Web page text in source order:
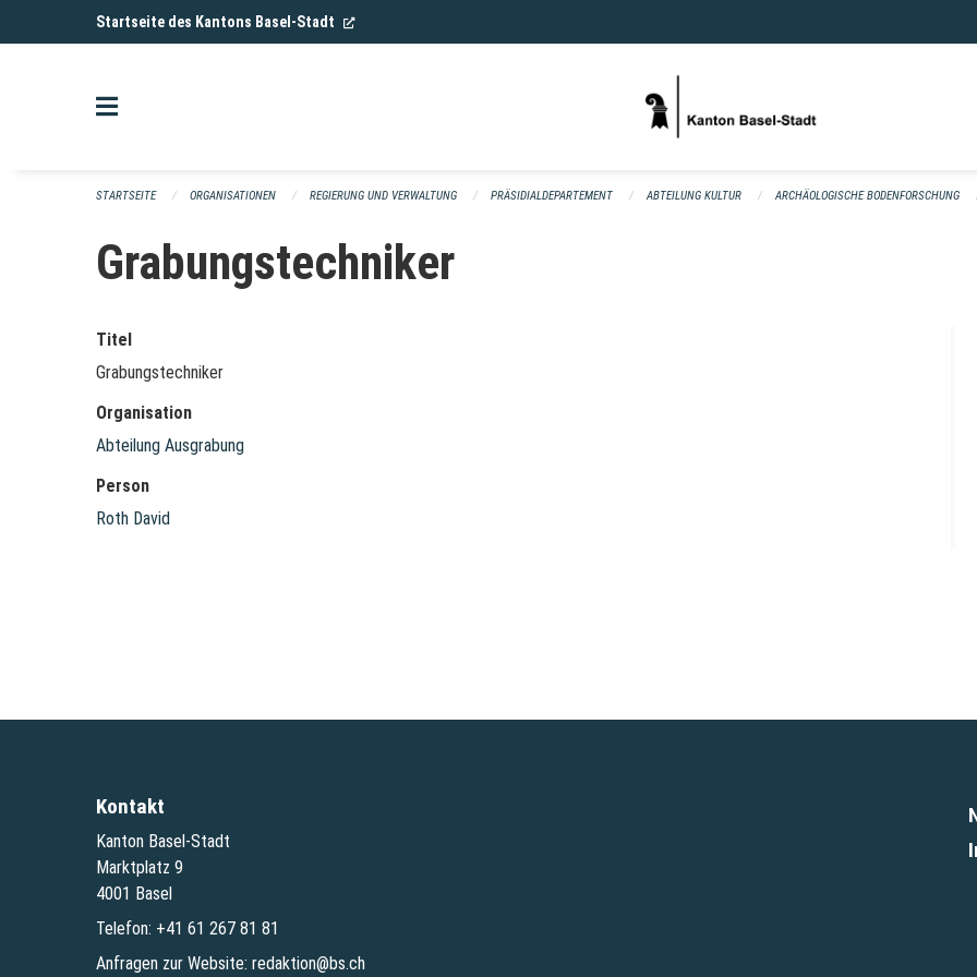
Navigation überspringenStartseite des Kantons Basel-Stadt (External Link)
STARTSEITE ORGANISATIONEN REGIERUNG UND VERWALTUNG PRÄSIDIALDEPARTEMENT ABTEILUNG KULTUR ARCHÄOLOGISCHE BODENFORSCHUNG
Grabungstechniker
Titel
Grabungstechniker
Organisation
Abteilung Ausgrabung
Person
Roth David
Kontakt
Kanton Basel-Stadt
Marktplatz 9
4001 Basel
Telefon: +41 61 267 81 81
Anfragen zur Website: redaktion@bs.ch